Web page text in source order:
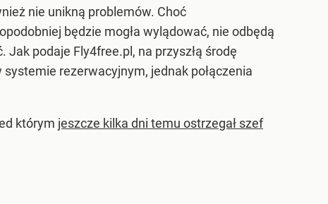
nie unikną problemów. Choć
będzie mogła wylądować, nie odbędą
podaje Fly4free.pl, na przyszłą środę
rezerwacyjnym, jednak połączenia
którym jeszcze kilka dni temu ostrzegał szef